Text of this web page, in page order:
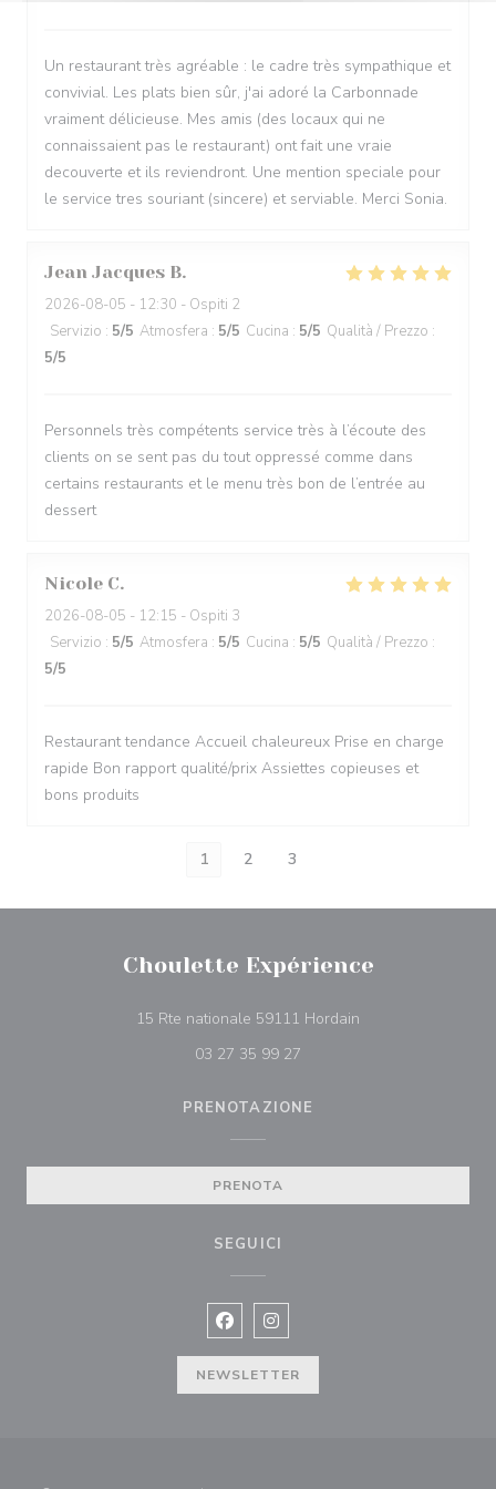
Un restaurant très agréable : le cadre très sympathique et
convivial. Les plats bien sûr, j'ai adoré la Carbonnade
vraiment délicieuse. Mes amis (des locaux qui ne
connaissaient pas le restaurant) ont fait une vraie
decouverte et ils reviendront. Une mention speciale pour
le service tres souriant (sincere) et serviable. Merci Sonia.
Jean Jacques B
2026-08-05 - 12:30 - Ospiti 2
Servizio : 5/5 Atmosfera : 5/5 Cucina : 5/5 Qualità / Prezzo :
5/5
Personnels très compétents service très à l’écoute des
clients on se sent pas du tout oppressé comme dans
certains restaurants et le menu très bon de l’entrée au
dessert
Nicole C
2026-08-05 - 12:15 - Ospiti 3
Servizio : 5/5 Atmosfera : 5/5 Cucina : 5/5 Qualità / Prezzo :
5/5
Restaurant tendance Accueil chaleureux Prise en charge
rapide Bon rapport qualité/prix Assiettes copieuses et
bons produits
1 2 3
Choulette Expérience
15 Rte nationale 59111 Hordain
03 27 35 99 27
PRENOTAZIONE
PRENOTA
SEGUICI
Facebook ((apre una nuova
Instagram ((apre una nuova
NEWSLETTER